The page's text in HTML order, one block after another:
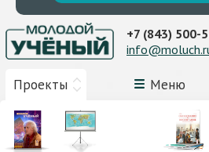
Проекты Меню
+7 (843) 500-